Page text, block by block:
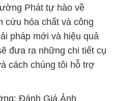
Phát tự hào về
cứu hóa chất và công
pháp mới và hiệu quả
đưa ra những chi tiết cụ
cách chúng tôi hỗ trợ
Đánh Giá Ảnh